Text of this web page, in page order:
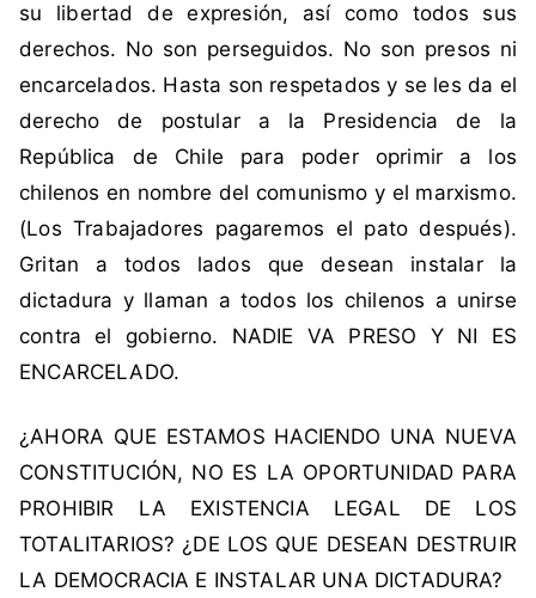
l
i
b
t
a
d
,
b
e
t
a
d
e
e
su libertad de expresión, así como todos sus
derechos. No son perseguidos. No son presos ni
encarcelados. Hasta son respetados y se les da el
derecho de postular a la Presidencia de la
República de Chile para poder oprimir a los
chilenos en nombre del comunismo y el marxismo.
(Los Trabajadores pagaremos el pato después).
Gritan a todos lados que desean instalar la
dictadura y llaman a todos los chilenos a unirse
contra el gobierno. NADIE VA PRESO Y NI ES
ENCARCELADO.
¿AHORA QUE ESTAMOS HACIENDO UNA NUEVA
CONSTITUCIÓN, NO ES LA OPORTUNIDAD PARA
PROHIBIR LA EXISTENCIA LEGAL DE LOS
TOTALITARIOS? ¿DE LOS QUE DESEAN DESTRUIR
LA DEMOCRACIA E INSTALAR UNA DICTADURA?